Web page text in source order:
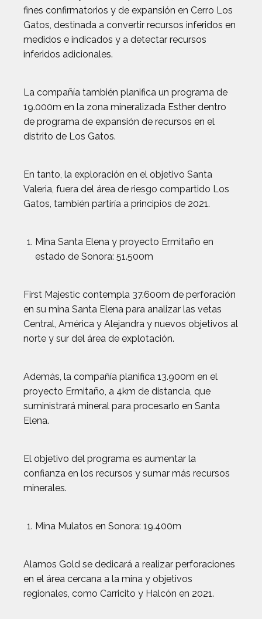
fines confirmatorios y de expansión en Cerro Los
Gatos, destinada a convertir recursos inferidos en
medidos e indicados y a detectar recursos
inferidos adicionales.
La compañía también planifica un programa de
19.000m en la zona mineralizada Esther dentro
de programa de expansión de recursos en el
distrito de Los Gatos.
En tanto, la exploración en el objetivo Santa
Valeria, fuera del área de riesgo compartido Los
Gatos, también partiría a principios de 2021.
Mina Santa Elena y proyecto Ermitaño en
estado de Sonora: 51.500m
First Majestic contempla 37.600m de perforación
en su mina Santa Elena para analizar las vetas
Central, América y Alejandra y nuevos objetivos al
norte y sur del área de explotación.
Además, la compañía planifica 13.900m en el
proyecto Ermitaño, a 4km de distancia, que
suministrará mineral para procesarlo en Santa
Elena.
El objetivo del programa es aumentar la
confianza en los recursos y sumar más recursos
minerales.
Mina Mulatos en Sonora: 19.400m
Alamos Gold se dedicará a realizar perforaciones
en el área cercana a la mina y objetivos
regionales, como Carricito y Halcón en 2021.